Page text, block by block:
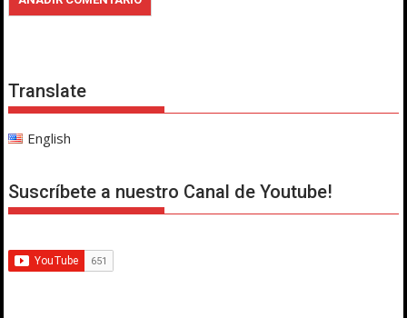
Translate
English
Suscríbete a nuestro Canal de Youtube!